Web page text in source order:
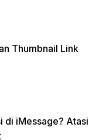
Thumbnail Link
di iMessage? Atasi